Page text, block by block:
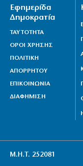
Εφημερίδα
Δημοκρατία
ΤΑΥΤΟΤΗΤΑ
ΟΡΟΙ ΧΡΗΣΗΣ
ΠΟΛΙΤΙΚΗ
ΑΠΟΡΡΗΤΟΥ
ΕΠΙΚΟΙΝΩΝΙΑ
ΔΙΑΦΗΜΙΣΗ
Μ.Η.Τ. 252081